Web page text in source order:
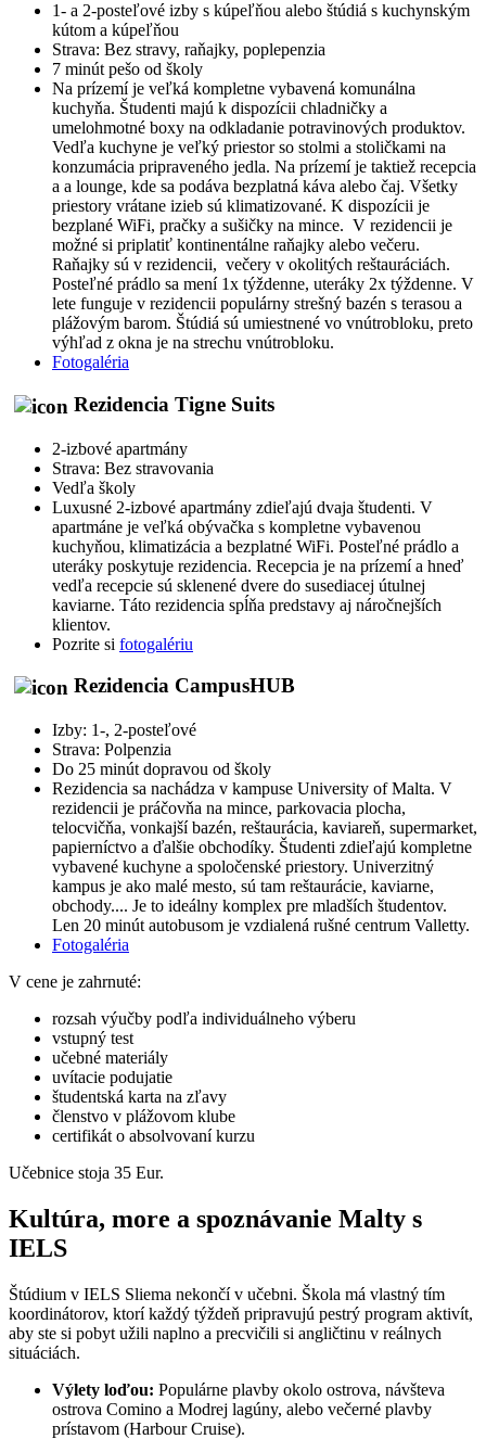
1- a 2-posteľové izby s kúpeľňou alebo štúdiá s kuchynským
kútom a kúpeľňou
Strava: Bez stravy, raňajky, poplepenzia
7 minút pešo od školy
Na prízemí je veľká kompletne vybavená komunálna
kuchyňa. Študenti majú k dispozícii chladničky a
umelohmotné boxy na odkladanie potravinových produktov.
Vedľa kuchyne je veľký priestor so stolmi a stoličkami na
konzumácia pripraveného jedla. Na prízemí je taktiež recepcia
a a lounge, kde sa podáva bezplatná káva alebo čaj. Všetky
priestory vrátane izieb sú klimatizované. K dispozícii je
bezplané WiFi, pračky a sušičky na mince. V rezidencii je
možné si priplatiť kontinentálne raňajky alebo večeru.
Raňajky sú v rezidencii, večery v okolitých reštauráciách.
Posteľné prádlo sa mení 1x týždenne, uteráky 2x týždenne. V
lete funguje v rezidencii populárny strešný bazén s terasou a
plážovým barom. Štúdiá sú umiestnené vo vnútrobloku, preto
výhľad z okna je na strechu vnútrobloku.
Fotogaléria
Rezidencia Tigne Suits
2-izbové apartmány
Strava: Bez stravovania
Vedľa školy
Luxusné 2-izbové apartmány zdieľajú dvaja študenti. V
apartmáne je veľká obývačka s kompletne vybavenou
kuchyňou, klimatizácia a bezplatné WiFi. Posteľné prádlo a
uteráky poskytuje rezidencia. Recepcia je na prízemí a hneď
vedľa recepcie sú sklenené dvere do susediacej útulnej
kaviarne. Táto rezidencia spĺňa predstavy aj náročnejších
klientov.
Pozrite si fotogalériu
Rezidencia CampusHUB
Izby: 1-, 2-posteľové
Strava: Polpenzia
Do 25 minút dopravou od školy
Rezidencia sa nachádza v kampuse University of Malta. V
rezidencii je práčovňa na mince, parkovacia plocha,
telocvičňa, vonkajší bazén, reštaurácia, kaviareň, supermarket,
papierníctvo a ďalšie obchodíky. Študenti zdieľajú kompletne
vybavené kuchyne a spoločenské priestory. Univerzitný
kampus je ako malé mesto, sú tam reštaurácie, kaviarne,
obchody.... Je to ideálny komplex pre mladších študentov.
Len 20 minút autobusom je vzdialená rušné centrum Valletty.
Fotogaléria
V cene je zahrnuté:
rozsah výučby podľa individuálneho výberu
vstupný test
učebné materiály
uvítacie podujatie
študentská karta na zľavy
členstvo v plážovom klube
certifikát o absolvovaní kurzu
Učebnice stoja 35 Eur.
Kultúra, more a spoznávanie Malty s
IELS
Štúdium v IELS Sliema nekončí v učebni. Škola má vlastný tím
koordinátorov, ktorí každý týždeň pripravujú pestrý program aktivít,
aby ste si pobyt užili naplno a precvičili si angličtinu v reálnych
situáciách.
Výlety loďou: Populárne plavby okolo ostrova, návšteva
ostrova Comino a Modrej lagúny, alebo večerné plavby
prístavom (Harbour Cruise).